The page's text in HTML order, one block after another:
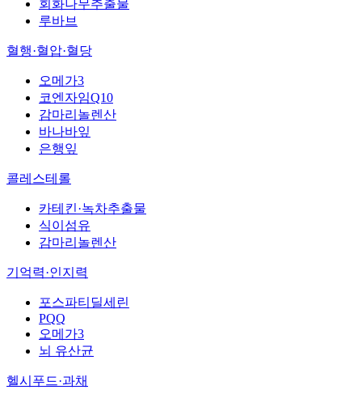
회화나무추출물
루바브
혈행·혈압·혈당
오메가3
코엔자임Q10
감마리놀렌산
바나바잎
은행잎
콜레스테롤
카테킨·녹차추출물
식이섬유
감마리놀렌산
기억력·인지력
포스파티딜세린
PQQ
오메가3
뇌 유산균
헬시푸드·과채